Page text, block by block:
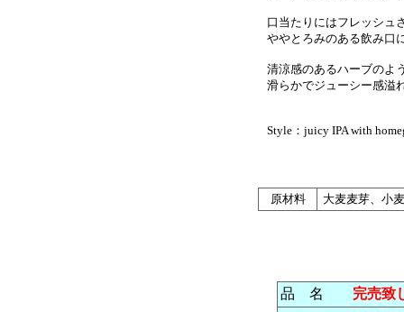
口当たりにはフレッシュ
ややとろみのある飲み口
清涼感のあるハーブのよ
滑らかでジューシー感溢
Style：juicy IPA with
原材料 大麦麦芽、小
品 名 完売致